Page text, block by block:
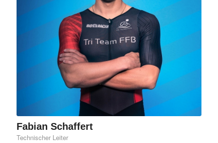
Fabian Schaffert
Technischer Leiter